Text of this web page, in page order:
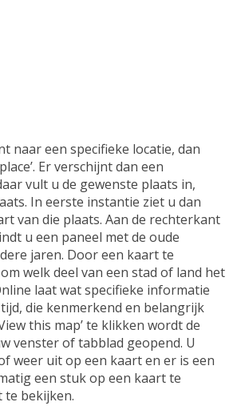
naar een specifieke locatie, dan
Er verschijnt dan een
vult u de gewenste plaats in,
In eerste instantie ziet u dan
van die plaats. Aan de rechterkant
u een paneel met de oude
jaren. Door een kaart te
welk deel van een stad of land het
laat wat specifieke informatie
die kenmerkend en belangrijk
this map’ te klikken wordt de
venster of tabblad geopend. U
weer uit op een kaart en er is een
een stuk op een kaart te
te bekijken.